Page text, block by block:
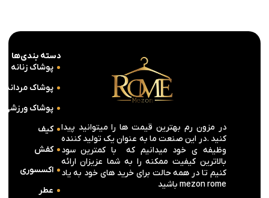
در مزون رم بهترین قیمت ها را میتوانید پیدا
کنید .در این صنعت ما به عنوان یک تولید کننده
وظیفه ی خود میدانیم که با کمترین سود
بالاترین کیفیت ممکنه را به شما عزیزان ارائه
کنیم تا در همه حالت برای خرید های خود به یاد
mezon rome باشید
دسته بندی‌ها
پوشاک زنانه
پوشاک مردانه
پوشاک ورزشی
کیف
کفش
اکسسوری
عطر